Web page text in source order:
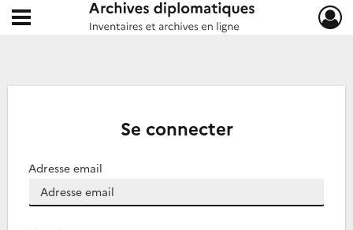
Archives diplomatiques
Ouvrir le menu déroulant
Se connecter
Adresse email